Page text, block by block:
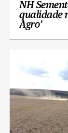
NH
qualidade
Agro’